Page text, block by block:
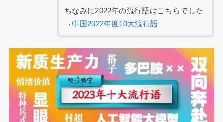
ちなみに2022年の流行語はこちらでした
→中国2022年度10大流行語